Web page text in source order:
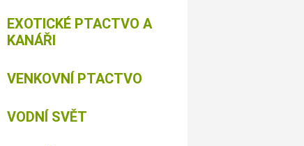
EXOTICKÉ PTACTVO A
KANÁŘI
VENKOVNÍ PTACTVO
VODNÍ SVĚT